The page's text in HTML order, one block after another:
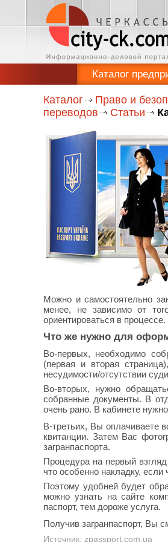
Каталог
Каталог Право и
переводов
Статьи
Можно и самостоятельно
менее, не зависимо от
ориентироваться в процессе.
Что же нужно для
Во-первых, необходимо
(первая и вторая
несудимости/отсутствии
Во-вторых, нужно
собранные документы. В
очень рано. В кабинете
В-третьих, Вы оплачиваете
квитанции. Затем Вас
загранпаспорта.
Процедура на первый
что особенно накладку, если
Поэтому удобней будет
можно узнать на сайте
паспорт, тем дороже услуга.
Получив загранпаспорт, Вы
Источник: zpassport.com.ua